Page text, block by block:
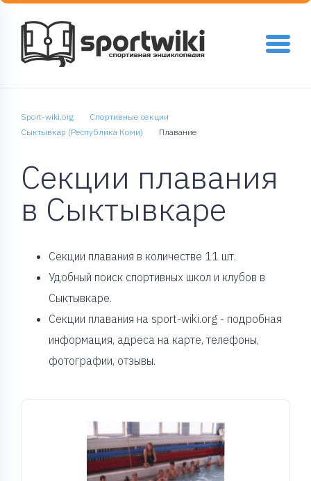
Sport-wiki.org
Спортивные секции
Сыктывкар (Республика Коми)
Плавание
Секции плавания
в Сыктывкаре
Cекции плавания в количестве 11 шт.
Удобный поиск спортивных школ и клубов в
Сыктывкаре.
Секции плавания на sport-wiki.org - подробная
информация, адреса на карте, телефоны,
фотографии, отзывы.